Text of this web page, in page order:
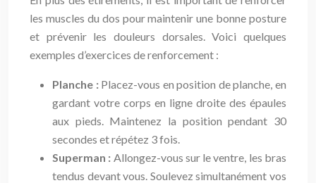
les muscles du dos pour maintenir une bonne posture
et prévenir les douleurs dorsales. Voici quelques
exemples d’exercices de renforcement :
Planche : Placez-vous en position de planche, en
gardant votre corps en ligne droite des épaules
aux pieds. Maintenez la position pendant 30
secondes et répétez 3 fois.
Superman : Allongez-vous sur le ventre, les bras
tendus devant vous. Soulevez simultanément vos